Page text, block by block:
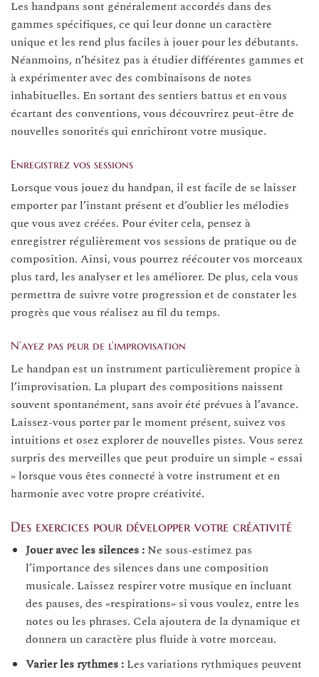
Les handpans sont généralement accordés dans des
gammes spécifiques, ce qui leur donne un caractère
unique et les rend plus faciles à jouer pour les débutants.
Néanmoins, n’hésitez pas à étudier différentes gammes et
à expérimenter avec des combinaisons de notes
inhabituelles. En sortant des sentiers battus et en vous
écartant des conventions, vous découvrirez peut-être de
nouvelles sonorités qui enrichiront votre musique.
Enregistrez vos sessions
Lorsque vous jouez du handpan, il est facile de se laisser
emporter par l’instant présent et d’oublier les mélodies
que vous avez créées. Pour éviter cela, pensez à
enregistrer régulièrement vos sessions de pratique ou de
composition. Ainsi, vous pourrez réécouter vos morceaux
plus tard, les analyser et les améliorer. De plus, cela vous
permettra de suivre votre progression et de constater les
progrès que vous réalisez au fil du temps.
N’ayez pas peur de l’improvisation
Le handpan est un instrument particulièrement propice à
l’improvisation. La plupart des compositions naissent
souvent spontanément, sans avoir été prévues à l’avance.
Laissez-vous porter par le moment présent, suivez vos
intuitions et osez explorer de nouvelles pistes. Vous serez
surpris des merveilles que peut produire un simple « essai
» lorsque vous êtes connecté à votre instrument et en
harmonie avec votre propre créativité.
Des exercices pour développer votre créativité
Jouer avec les silences :Ne sous-estimez pas
l’importance des silences dans une composition
musicale. Laissez respirer votre musique en incluant
des pauses, des «respirations» si vous voulez, entre les
notes ou les phrases. Cela ajoutera de la dynamique et
donnera un caractère plus fluide à votre morceau.
Varier les rythmes :Les variations rythmiques peuvent